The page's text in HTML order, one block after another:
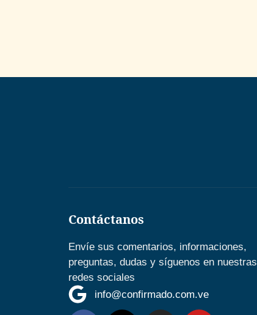
Contáctanos
Envíe sus comentarios, informaciones,
preguntas, dudas y síguenos en nuestras
redes sociales
info@confirmado.com.ve